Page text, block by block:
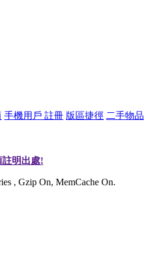
手機用戶 註冊 版區捷徑 二手物品
明出處!
, Gzip On, MemCache On.